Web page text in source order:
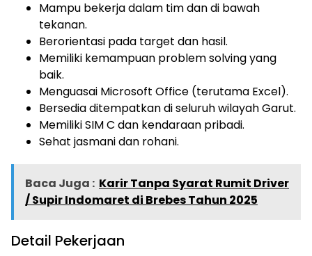
Mampu bekerja dalam tim dan di bawah
tekanan.
Berorientasi pada target dan hasil.
Memiliki kemampuan problem solving yang
baik.
Menguasai Microsoft Office (terutama Excel).
Bersedia ditempatkan di seluruh wilayah Garut.
Memiliki SIM C dan kendaraan pribadi.
Sehat jasmani dan rohani.
Baca Juga : Karir Tanpa Syarat Rumit Driver
/ Supir Indomaret di Brebes Tahun 2025
Detail Pekerjaan